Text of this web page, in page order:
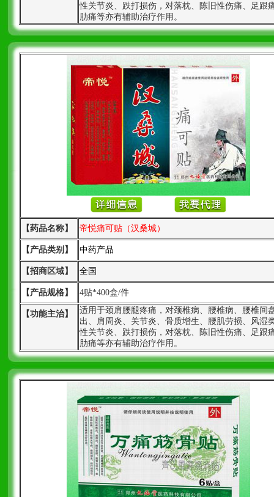
性关节炎、跌打损伤，对落枕、陈旧性伤痛、足跟
肋痛等亦有辅助治疗作用。
【药品名称】 帝悦痛可贴（汉桑城）
【产品类别】 中药产品
【招商区域】 全国
【产品规格】 4贴*400盒/件
【功能主治】
适用于颈肩腰腿疼痛，对颈椎病、腰椎病、腰椎间
出、肩周炎、关节炎、骨质增生、腰肌劳损、风湿
性关节炎、跌打损伤，对落枕、陈旧性伤痛、足跟
肋痛等亦有辅助治疗作用。